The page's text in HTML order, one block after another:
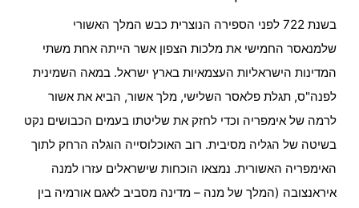
בשנת 722 לפני הספירה הנוצרית כבש המלך האשורי
שלמנאסר החמישי את מלכות הצפון אשר הייתה אחת משתי
המדינות הישראליות העצמאיות בארץ ישראל. במאה השמינית
לפנה"ס, תגלת פלאסר השלישי, מלך אשור, הביא את אשור
לרמה של אימפריה וכדי לחזק את שליטתו בעמים הכבושים נקט
בשיטה של הגליה מסיבית. רוב האוכלוסייה הוגלה הרחק לתוך
האימפריה האשורית. נמצאו הוכחות שישראלים עזרו למנה
איראנצובה (המלך של מנה – מדינה מסביב לאגם אורמיה בין